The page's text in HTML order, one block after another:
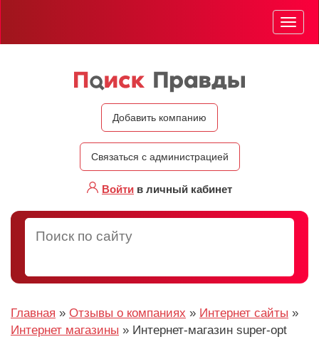
Добавить компанию
Связаться с администрацией
Войти в личный кабинет
Меню
Главная » Отзывы о компаниях » Интернет сайты »
Интернет магазины » Интернет-магазин super-opt